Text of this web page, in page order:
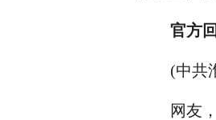
官方回
(中共淮
网友，